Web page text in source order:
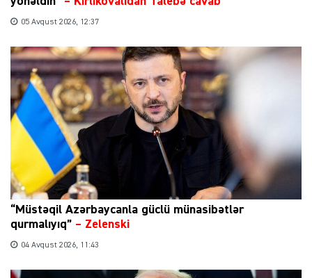
05 Avqust 2026, 12:37
“Müstəqil Azərbaycanla güclü münasibətlər
qurmalıyıq” – Zelenski
04 Avqust 2026, 11:43